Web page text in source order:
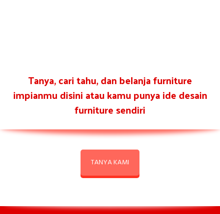
Tanya, cari tahu, dan belanja furniture
impianmu disini atau kamu punya ide desain
furniture sendiri
TANYA KAMI